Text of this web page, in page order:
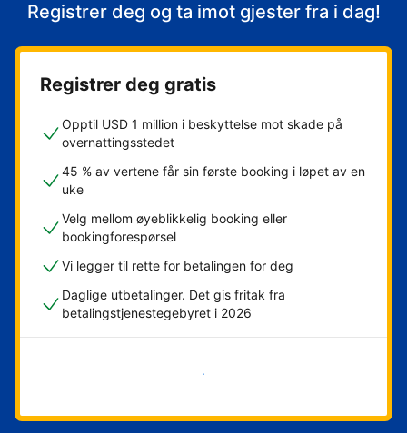
Registrer deg og ta imot gjester fra i dag!
Registrer deg gratis
Opptil USD 1 million i beskyttelse mot skade på
overnattingsstedet
45 % av vertene får sin første booking i løpet av en
uke
Velg mellom øyeblikkelig booking eller
bookingforespørsel
Vi legger til rette for betalingen for deg
Daglige utbetalinger. Det gis fritak fra
betalingstjenestegebyret i 2026
Kom i gang nå